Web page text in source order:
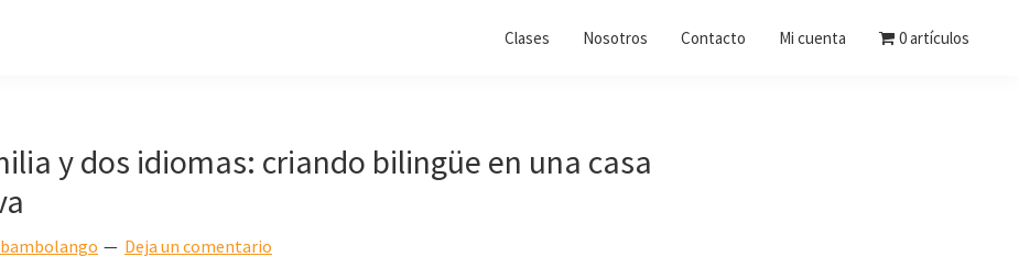
Clases Nosotros Contacto Mi cuenta 0 artículos
y dos idiomas: criando bilingüe en una casa
bambolango Deja un comentario